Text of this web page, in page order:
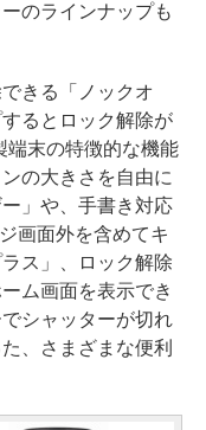
のラインナップも
きる「ノックオ
るとロック解除が
端末の特徴的な機能
の大きさを自由に
」や、手書き対応
画面外を含めてキ
ス」、ロック解除
ム画面を表示でき
シャッターが切れ
、さまざまな便利